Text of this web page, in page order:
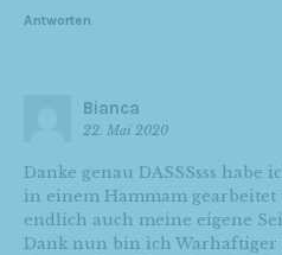
Antworten
Bianca
22. Mai 2020
Danke genau DASSSsss habe
in einem Hammam
endlich auch meine eigene
Dank nun bin ich Warhaftiger